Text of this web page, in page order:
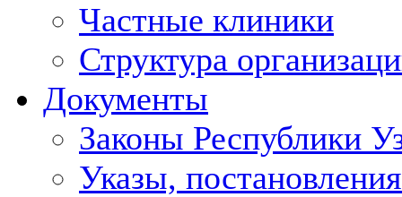
Частные клиники
Структура
Документы
Законы Республики
Указы,